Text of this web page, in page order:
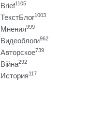
Brief1105
ТекстБлог1003
Мнения999
Видеоблоги962
Авторское739
Війна292
История117